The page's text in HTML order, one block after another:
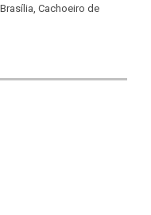
Cachoeiro de